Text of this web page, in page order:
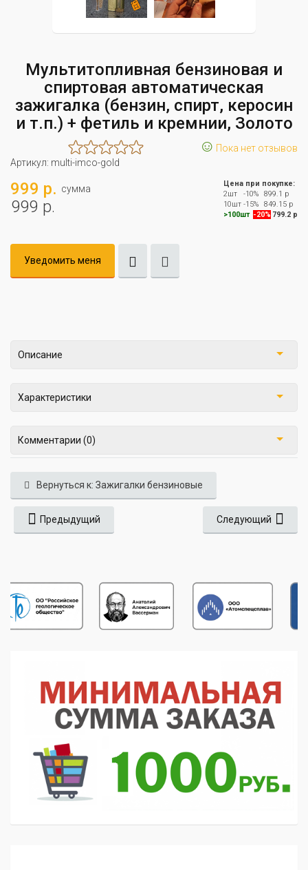
Мультитопливная бензиновая и
спиртовая автоматическая
зажигалка (бензин, спирт, керосин
и т.п.) + фетиль и кремнии, Золото
☺ Пока нет отзывов
Артикул: multi-imco-gold
999 р. сумма
999 р.
Цена при покупке:
2шт
-10%
899.1 р
10шт -15%
849.15 р
>100шт -20% 799.2 р
Уведомить меня
Описание
Характеристики
Комментарии (0)
Вернуться к: Зажигалки бензиновые
Предыдущий Следующий